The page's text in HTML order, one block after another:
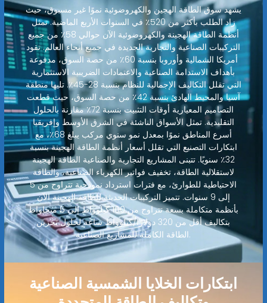
يشهد سوق الطاقة الهجين والكهروضوئية نموًا غير مسبوق، حيث
زاد الطلب بأكثر من 520٪ في السنوات الأربع الماضية. تمثل
أنظمة الطاقة الهجينة والكهروضوئية الآن حوالي 58٪ من جميع
التركيبات الصناعية والتجارية الجديدة في جميع أنحاء العالم. تقود
أمريكا الشمالية وأوروبا بنسبة 60٪ من حصة السوق، مدفوعة
بأهداف الاستدامة الصناعية والاعتمادات الضريبية الاستثمارية
التي تقلل التكاليف الإجمالية للنظام بنسبة 28-45٪. تليها منطقة
آسيا والمحيط الهادئ بنسبة 42٪ من حصة السوق، حيث قطعت
التصاميم المعيارية أوقات التثبيت بنسبة 72٪ مقارنة بالحلول
التقليدية. تمثل الأسواق الناشئة في الشرق الأوسط وإفريقيا
أسرع المناطق نموًا بمعدل نمو سنوي مركب يبلغ 68٪، مع
ابتكارات التصنيع التي تقلل أسعار أنظمة الطاقة الهجينة بنسبة
32٪ سنويًا. تتبنى المشاريع التجارية والصناعية الطاقة الهجينة
لاستقلالية الطاقة، تخفيف فواتير الكهرباء الصناعية، والطاقة
الاحتياطية للطوارئ، مع فترات استرداد نموذجية تتراوح من 5
إلى 9 سنوات. تتميز التركيبات الحديثة للطاقة الهجينة الآن
بأنظمة متكاملة بسعة تتراوح من 100 كيلوواط إلى 5 ميجاواط
بتكاليف أقل من 320 دولارًا/كيلوواط ساعة لحلول تخزين
الطاقة الكاملة للمشاريع الصناعية.
ابتكارات الخلايا الشمسية الصناعية